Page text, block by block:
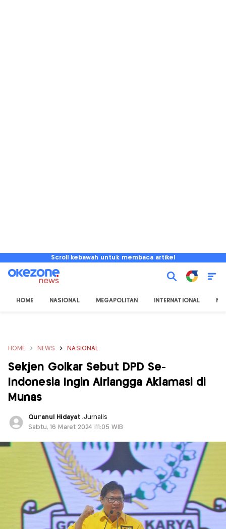
Scroll kebawah untuk membaca artikel
HOME NASIONAL MEGAPOLITAN INTERNATIONAL
HOME NEWS NASIONAL
Sekjen Golkar Sebut DPD Se-
Indonesia Ingin Airlangga Aklamasi di
Munas
Qur'anul Hidayat ,Jurnalis
Sabtu, 16 Maret 2024 |11:05 WIB